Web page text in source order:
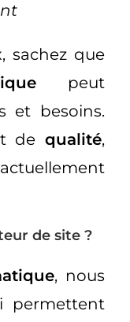
sachez que
peut
et besoins.
de qualité,
de site ?
, nous
permettent